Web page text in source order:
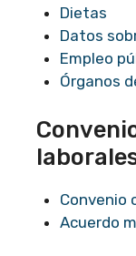
Dietas
Datos
Empleo
Órganos
Convenio
Acuerdo